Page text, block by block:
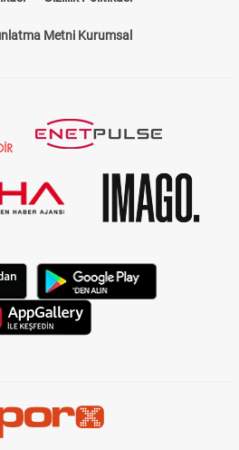
Metni Kurumsal